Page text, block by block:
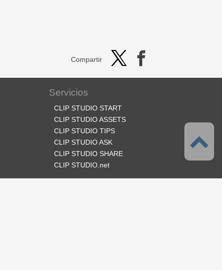
Compartir
Servicios
CLIP STUDIO START
CLIP STUDIO ASSETS
CLIP STUDIO TIPS
CLIP STUDIO ASK
CLIP STUDIO SHARE
CLIP STUDIO.net